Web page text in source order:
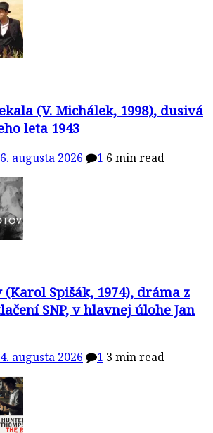
(V. Michálek, 1998), dusivá
leta 1943
6. augusta 2026 1 6 min read
Spišák, 1974), dráma z
SNP, v hlavnej úlohe Jan
4. augusta 2026 1 3 min read